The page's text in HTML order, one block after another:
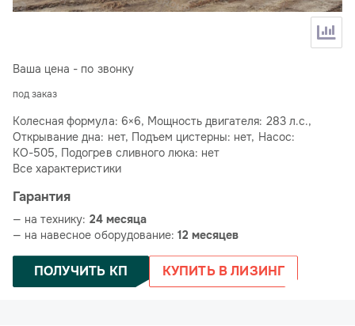
Ваша цена - по звонку
под заказ
Колесная формула: 6×6, Мощность двигателя: 283 л.с.,
Открывание дна: нет, Подъем цистерны: нет, Насос:
КО-505, Подогрев сливного люка: нет
Все характеристики
Гарантия
— на технику: 24 месяца
— на навесное оборудование: 12 месяцев
ПОЛУЧИТЬ КП КУПИТЬ В ЛИЗИНГ